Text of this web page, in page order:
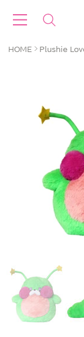
HOME > Plushie